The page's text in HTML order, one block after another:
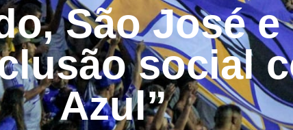
São José e
social
Azul”